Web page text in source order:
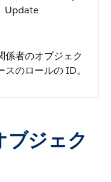
Update
係者のオブジェク
スのロールの ID。
ブジェク